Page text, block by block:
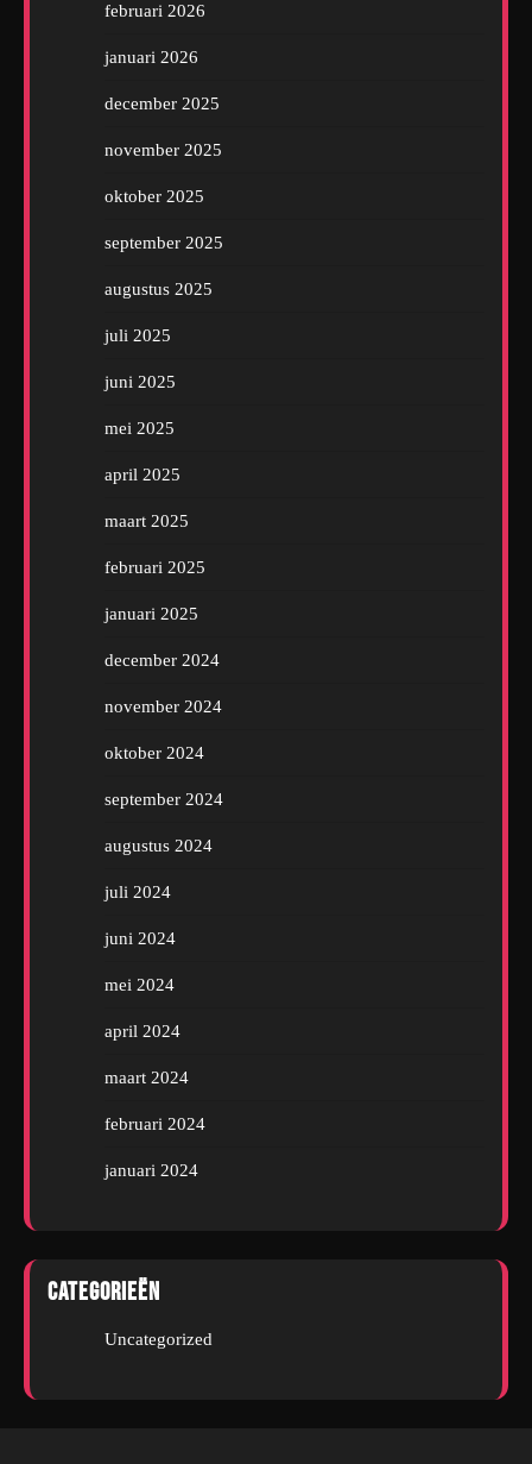
februari 2026
januari 2026
december 2025
november 2025
oktober 2025
september 2025
augustus 2025
juli 2025
juni 2025
mei 2025
april 2025
maart 2025
februari 2025
januari 2025
december 2024
november 2024
oktober 2024
september 2024
augustus 2024
juli 2024
juni 2024
mei 2024
april 2024
maart 2024
februari 2024
januari 2024
Categorieën
Uncategorized